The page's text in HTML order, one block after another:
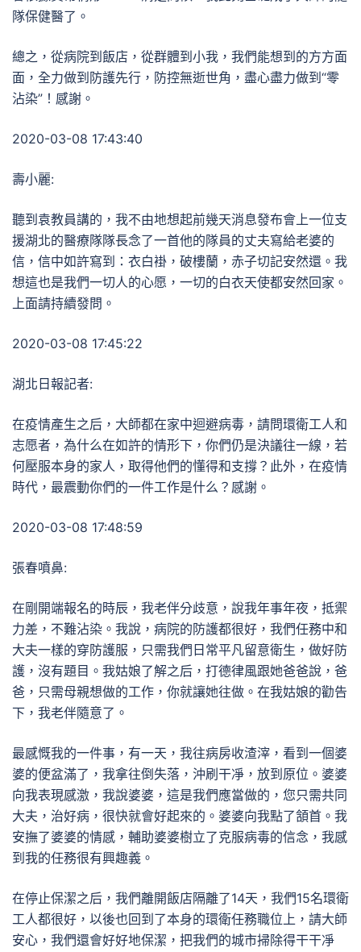
隊保健醫了。
總之，從病院到飯店，從群體到小我，我們能想到的方方面
面，全力做到防護先行，防控無逝世角，盡心盡力做到“零
沾染”！感謝。
2020-03-08 17:43:40
壽小麗:
聽到袁教員講的，我不由地想起前幾天消息發布會上一位支
援湖北的醫療隊隊長念了一首他的隊員的丈夫寫給老婆的
信，信中如許寫到：衣白褂，破樓蘭，赤子切記安然還。我
想這也是我們一切人的心愿，一切的白衣天使都安然回家。
上面請持續發問。
2020-03-08 17:45:22
湖北日報記者:
在疫情產生之后，大師都在家中迴避病毒，請問環衛工人和
志愿者，為什么在如許的情形下，你們仍是決議往一線，若
何壓服本身的家人，取得他們的懂得和支撐？此外，在疫情
時代，最震動你們的一件工作是什么？感謝。
2020-03-08 17:48:59
張春噴鼻:
在剛開端報名的時辰，我老伴分歧意，說我年事年夜，抵禦
力差，不難沾染。我說，病院的防護都很好，我們任務中和
大夫一樣的穿防護服，只需我們日常平凡留意衛生，做好防
護，沒有題目。我姑娘了解之后，打德律風跟她爸爸說，爸
爸，只需母親想做的工作，你就讓她往做。在我姑娘的勸告
下，我老伴隨意了。
最感慨我的一件事，有一天，我往病房收渣滓，看到一個婆
婆的便盆滿了，我拿往倒失落，沖刷干凈，放到原位。婆婆
向我表現感激，我說婆婆，這是我們應當做的，您只需共同
大夫，治好病，很快就會好起來的。婆婆向我點了頷首。我
安撫了婆婆的情感，輔助婆婆樹立了克服病毒的信念，我感
到我的任務很有興趣義。
在停止保潔之后，我們離開飯店隔離了14天，我們15名環衛
工人都很好，以後也回到了本身的環衛任務職位上，請大師
安心，我們還會好好地保潔，把我們的城市掃除得干干凈